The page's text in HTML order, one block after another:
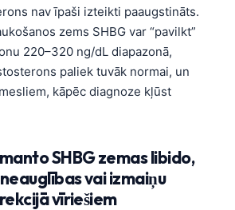
nav īpaši izteikti paaugstināts.
zems SHBG var “pavilkt”
220–320 ng/dL diapazonā,
paliek tuvāk normai, un
kāpēc diagnoze kļūst
SHBG zemas libido,
vai izmaiņu
vīriešiem